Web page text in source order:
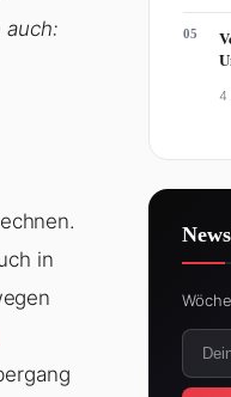
auch:
in
05
4